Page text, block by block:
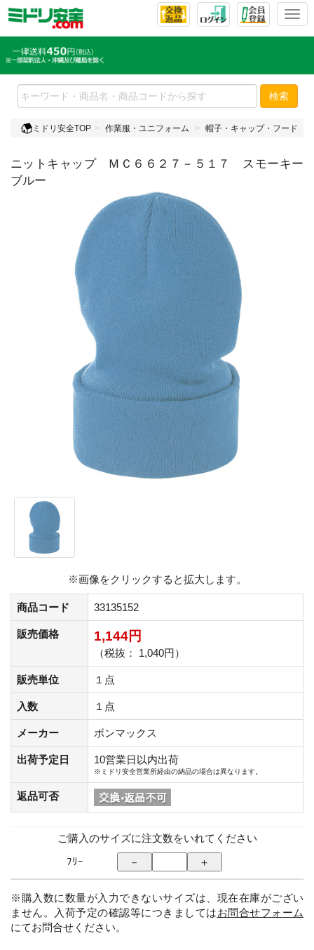
T
l
e
n
v
g
検索
ミドリ安全TOP 作業服・ユニフォーム 帽子・キャップ・フード
ニットキャップ ＭＣ６６２７－５１７ スモーキー
ブルー
※画像をクリックすると拡大します。
商品コード 33135152
販売価格 1,144円
（税抜： 1,040円）
販売単位 １点
入数 １点
メーカー ボンマックス
出荷予定日 10営業日以内出荷
※ミドリ安全営業所経由の納品の場合は異なります。
返品可否
ご購入のサイズに注文数をいれてください
ﾌﾘｰ
※購入数に数量が入力できないサイズは、現在在庫がござい
ません。入荷予定の確認等につきましてはお問合せフォーム
にてお問合せください。